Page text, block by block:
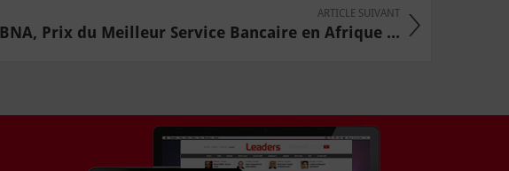
ARTICLE SUIVANT
BNA, Prix du Meilleur Service Bancaire en Afrique ...